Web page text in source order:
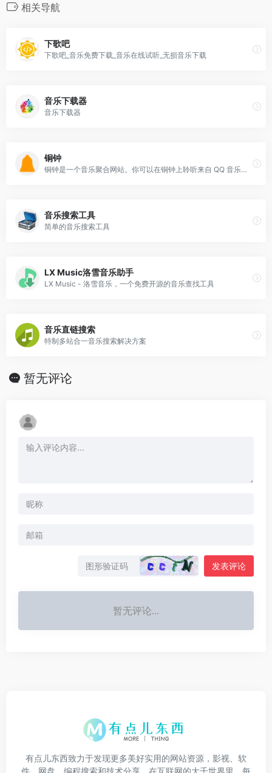
相关导航
下歌吧
下歌吧_音乐免费下载_音乐在线试听_无损音乐下载
音乐下载器
音乐下载器
铜钟
铜钟是一个音乐聚合网站。你可以在铜钟上聆听来自 QQ 音乐、网易云音乐和酷我音乐三家平台的音乐。
音乐搜索工具
简单的音乐搜索工具
LX Music洛雪音乐助手
LX Music - 洛雪音乐，一个免费开源的音乐查找工具
音乐直链搜索
特制多站合一音乐搜索解决方案
暂无评论
发表评论
暂无评论...
有点儿东西致力于发现更多美好实用的网站资源，影视、软
件、网盘、编程搜索和技术分享。在互联网的大千世界里，每